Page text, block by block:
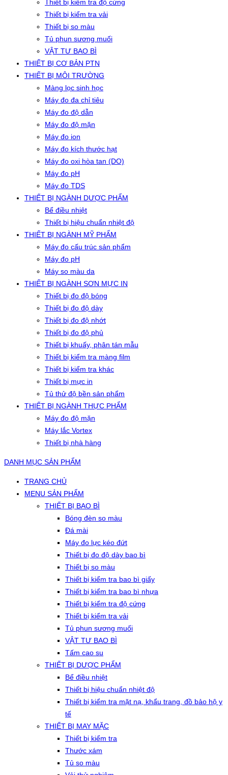
Thiết bị kiểm tra độ cứng
Thiết bị kiểm tra vải
Thiết bị so màu
Tủ phun sương muối
VẬT TƯ BAO BÌ
THIẾT BỊ CƠ BẢN PTN
THIẾT BỊ MÔI TRƯỜNG
Màng lọc sinh học
Máy đo đa chỉ tiêu
Máy đo độ dẫn
Máy đo độ mặn
Máy đo ion
Máy đo kích thước hạt
Máy đo oxi hòa tan (DO)
Máy đo pH
Máy đo TDS
THIẾT BỊ NGÀNH DƯỢC PHẨM
Bể điều nhiệt
Thiết bị hiệu chuẩn nhiệt độ
THIẾT BỊ NGÀNH MỸ PHẨM
Máy đo cấu trúc sản phẩm
Máy đo pH
Máy so màu da
THIẾT BỊ NGÀNH SƠN MỰC IN
Thiết bị đo độ bóng
Thiết bị đo độ dày
Thiết bị đo độ nhớt
Thiết bị đo độ phủ
Thiết bị khuấy, phân tán mẫu
Thiết bị kiểm tra màng film
Thiết bị kiểm tra khác
Thiết bị mực in
Tủ thử độ bền sản phẩm
THIẾT BỊ NGÀNH THỰC PHẨM
Máy đo độ mặn
Máy lắc Vortex
Thiết bị nhà hàng
DANH MỤC SẢN PHẨM
TRANG CHỦ
MENU SẢN PHẨM
THIẾT BỊ BAO BÌ
Bóng đèn so màu
Đá mài
Máy đo lực kéo đứt
Thiết bị đo độ dày bao bì
Thiết bị so màu
Thiết bị kiểm tra bao bì giấy
Thiết bị kiểm tra bao bì nhựa
Thiết bị kiểm tra độ cứng
Thiết bị kiểm tra vải
Tủ phun sương muối
VẬT TƯ BAO BÌ
Tấm cao su
THIẾT BỊ DƯỢC PHẨM
Bể điều nhiệt
Thiết bị hiệu chuẩn nhiệt độ
Thiết bị kiểm tra mặt nạ, khẩu trang, đồ bảo hộ y
tế
THIẾT BỊ MAY MẶC
Thiết bị kiểm tra
Thước xám
Tủ so màu